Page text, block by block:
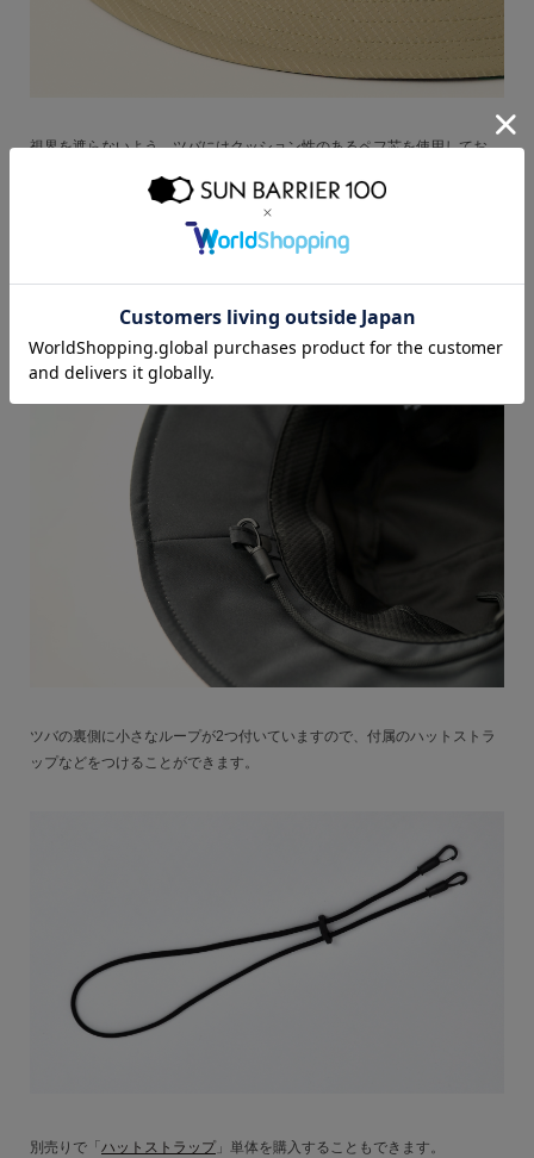
視界を遮らないよう、ツバにはクッション性のあるペフ芯を使用してお
り、風にあおられにくいツバの硬さに仕上げています。（ワイヤーは入っ
※強風時はツバが風にあおられる場合がございますので、ご了承ください
※折りたたんだ状態での長時間の放置は、型崩れの原因になりますのでお
避け下さいませ。
ツバの裏側に小さなループが2つ付いていますので、付属のハットストラ
ップなどをつけることができます。
別売りで「 ハットストラップ 」単体を購入することもできます。